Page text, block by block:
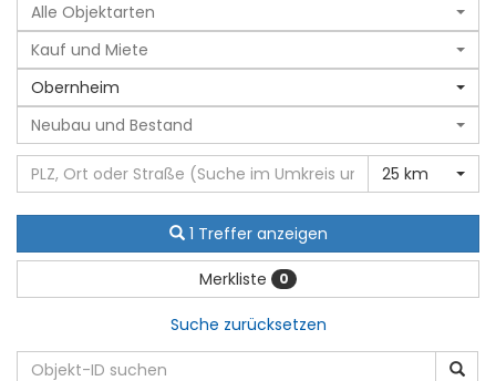
Alle Objektarten
Kauf und Miete
Obernheim
Neubau und Bestand
25 km
1 Treffer anzeigen
Merkliste 0
Suche zurücksetzen